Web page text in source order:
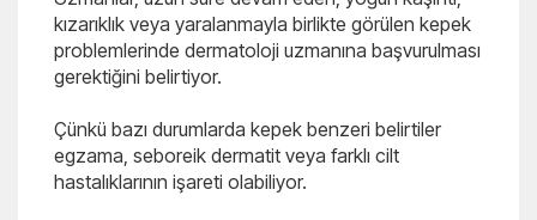
kızarıklık veya yaralanmayla birlikte görülen kepek
problemlerinde dermatoloji uzmanına başvurulması
gerektiğini belirtiyor.
Çünkü bazı durumlarda kepek benzeri belirtiler
egzama, seboreik dermatit veya farklı cilt
hastalıklarının işareti olabiliyor.